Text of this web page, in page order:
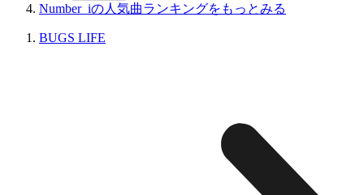
Number_iの人気曲ランキングをもっとみる
BUGS LIFE